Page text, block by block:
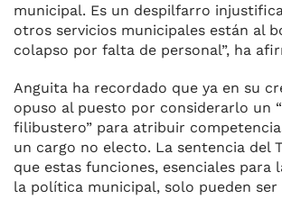
municipal. Es un despilfarro
otros servicios municipales están al
colapso por falta de personal”, ha
Anguita ha recordado que ya en su
opuso al puesto por considerarlo un
filibustero” para atribuir
un cargo no electo. La sentencia del
que estas funciones, esenciales para
la política municipal, solo pueden ser